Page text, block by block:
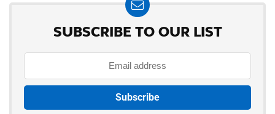
SUBSCRIBE TO OUR LIST